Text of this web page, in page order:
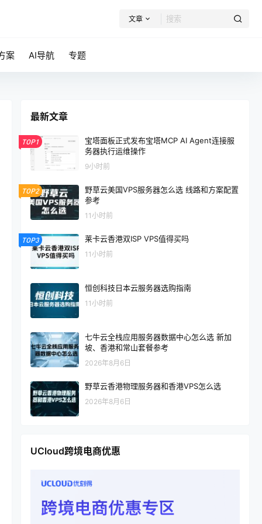
文章
案 AI导航 专题
最新文章
TOP1
宝塔面板正式发布宝塔MCP AI Agent连接服
务器执行运维操作
9小时前
TOP2
野草云美国VPS服务器怎么选 线路和方案配置
参考
11小时前
TOP3 莱卡云香港双ISP VPS值得买吗
11小时前
恒创科技日本云服务器选购指南
11小时前
七牛云全栈应用服务器数据中心怎么选 新加
坡、香港和常山套餐参考
2026年8月6日
野草云香港物理服务器和香港VPS怎么选
2026年8月6日
UCloud跨境电商优惠